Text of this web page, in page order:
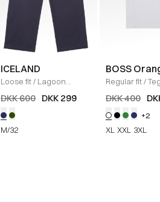
ICELAND
Loose fit/ Lagoon
Bukser / NAVY
DKK 600 DKK 299
M/32
BOSS
Regular fit/
Shirt
HVID
DKK 400
+2
XL XXL 3XL